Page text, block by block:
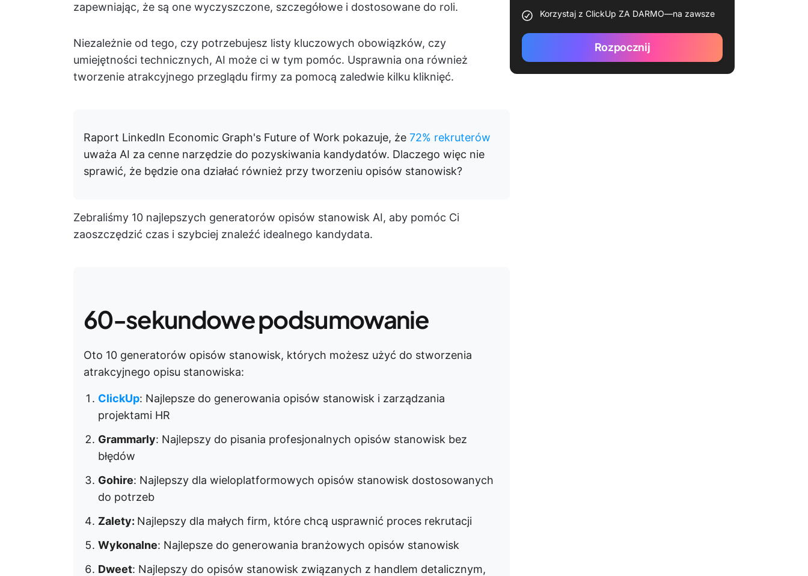
zapewniając, że są one wyczyszczone, szczegółowe i dostosowane do roli.
Niezależnie od tego, czy potrzebujesz listy kluczowych obowiązków, czy
umiejętności technicznych, AI może ci w tym pomóc. Usprawnia ona również
tworzenie atrakcyjnego przeglądu firmy za pomocą zaledwie kilku kliknięć.
Raport LinkedIn Economic Graph's Future of Work pokazuje, że 72% rekruterów
uważa AI za cenne narzędzie do pozyskiwania kandydatów. Dlaczego więc nie
sprawić, że będzie ona działać również przy tworzeniu opisów stanowisk?
Zebraliśmy 10 najlepszych generatorów opisów stanowisk AI, aby pomóc Ci
zaoszczędzić czas i szybciej znaleźć idealnego kandydata.
60-sekundowe podsumowanie
Oto 10 generatorów opisów stanowisk, których możesz użyć do stworzenia
atrakcyjnego opisu stanowiska:
ClickUp: Najlepsze do generowania opisów stanowisk i zarządzania
projektami HR
Grammarly: Najlepszy do pisania profesjonalnych opisów stanowisk bez
błędów
Gohire: Najlepszy dla wieloplatformowych opisów stanowisk dostosowanych
do potrzeb
Zalety: Najlepszy dla małych firm, które chcą usprawnić proces rekrutacji
Wykonalne: Najlepsze do generowania branżowych opisów stanowisk
Dweet: Najlepszy do opisów stanowisk związanych z handlem detalicznym,
Korzystaj z ClickUp ZA DARMO—na zawsze
Rozpocznij